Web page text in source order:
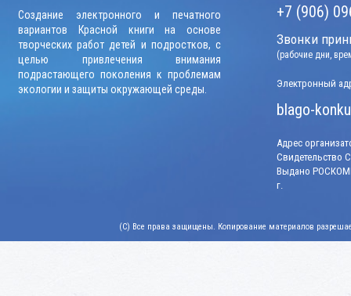
Создание электронного и печатного
вариантов Красной книги на основе
творческих работ детей и подростков, с
целью привлечения внимания
подрастающего поколения к проблемам
экологии и защиты окружающей среды.
+7 (906)
Звонки
(рабочие дни,
Электронный
blago-
Адрес
Свидетельство
Выдано
г.
(C) Все права защищены. Копирование материалов